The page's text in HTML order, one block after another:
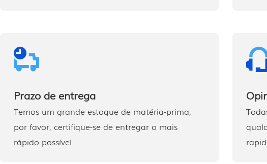
Prazo de entrega
Temos um grande estoque de matéria-prima,
por favor, certifique-se de entregar o mais
rápido possível.